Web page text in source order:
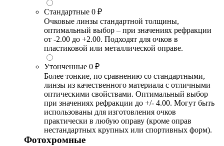
Стандартные 0 ₽
Очковые линзы стандартной толщины,
оптимальный выбор – при значениях рефракции
от -2.00 до +2.00. Подходят для очков в
пластиковой или металлической оправе.
Утонченные 0 ₽
Более тонкие, по сравнению со стандартными,
линзы из качественного материала с отличными
оптическими свойствами. Оптимальный выбор
при значениях рефракции до +/- 4.00. Могут быть
использованы для изготовления очков
практически в любую оправу (кроме оправ
нестандартных крупных или спортивных форм).
Фотохромные